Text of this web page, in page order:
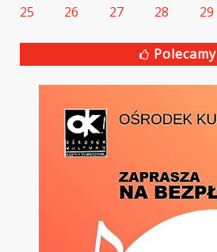
25
26 27 28 29
Polecamy